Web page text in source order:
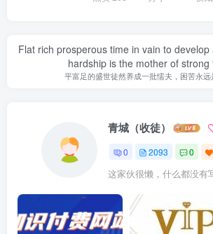
Flat rich prosperous time in vain to
hardship is the mother of strong
平富足的盛世徒然养成一批懦夫，困苦永
青城（收徒）
0 2093 0
这家伙很懒，什么都没有